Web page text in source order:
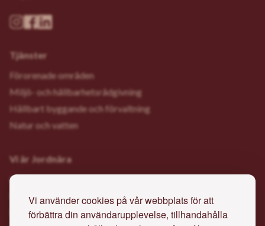
Vi använder cookies på vår webbplats för att
förbättra din användarupplevelse, tillhandahålla
Tjänster
Förorenade områden
Miljö- och hållbarhetsrådgivning
Hållbart byggande och förvaltning
Natur och vatten
Vi är Jordnära
Om oss
Projekt
Höjdpunkter